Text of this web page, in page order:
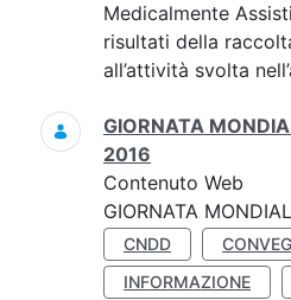
Medicalmente
risultati della
all’attività svolta
GIORNATA
2016
Contenuto Web
GIORNATA
CNDD
INFORMAZIONE